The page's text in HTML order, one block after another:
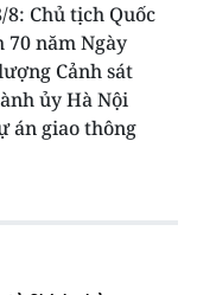
Chủ tịch Quốc
năm Ngày
Cảnh sát
ủy Hà Nội
án giao thông